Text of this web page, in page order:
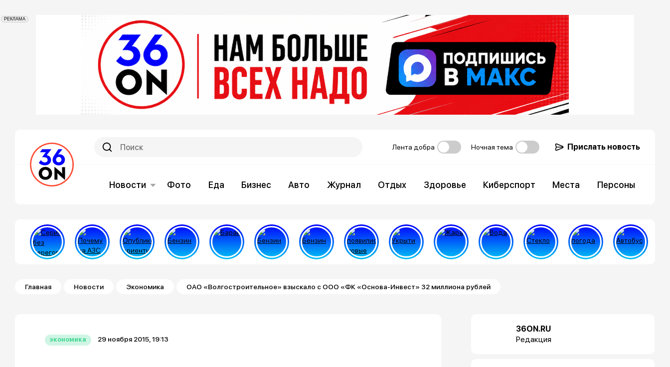
РЕКЛАМА
Лента добра Ночная тема Прислать новость
Новости Фото Еда Бизнес Авто Журнал Отдых Здоровье Киберспорт Места Персоны
Строка навигации
Главная Новости Экономика ОАО «Волгостроительное» взыскало с ООО «ФК «Основа-Инвест» 32 миллиона рублей
экономика 29 ноября 2015, 19:13
36ON.RU
Редакция